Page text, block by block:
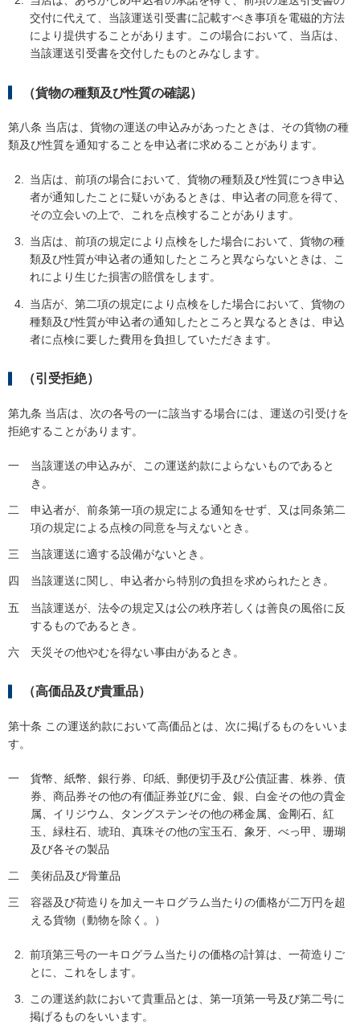
交付に代えて、当該運送引受書に記載すべき事項を電磁的方法
により提供することがあります。この場合において、当店は、
当該運送引受書を交付したものとみなします。
（貨物の種類及び性質の確認）
第八条 当店は、貨物の運送の申込みがあったときは、その貨物の種
類及び性質を通知することを申込者に求めることがあります。
当店は、前項の場合において、貨物の種類及び性質につき申込
者が通知したことに疑いがあるときは、申込者の同意を得て、
その立会いの上で、これを点検することがあります。
当店は、前項の規定により点検をした場合において、貨物の種
類及び性質が申込者の通知したところと異ならないときは、こ
れにより生じた損害の賠償をします。
当店が、第二項の規定により点検をした場合において、貨物の
種類及び性質が申込者の通知したところと異なるときは、申込
者に点検に要した費用を負担していただきます。
（引受拒絶）
第九条 当店は、次の各号の一に該当する場合には、運送の引受けを
拒絶することがあります。
一
当該運送の申込みが、この運送約款によらないものであると
き。
二
申込者が、前条第一項の規定による通知をせず、又は同条第二
項の規定による点検の同意を与えないとき。
三 当該運送に適する設備がないとき。
四 当該運送に関し、申込者から特別の負担を求められたとき。
五
当該運送が、法令の規定又は公の秩序若しくは善良の風俗に反
するものであるとき。
六 天災その他やむを得ない事由があるとき。
（高価品及び貴重品）
第十条 この運送約款において高価品とは、次に掲げるものをいいま
す。
一
貨幣、紙幣、銀行券、印紙、郵便切手及び公債証書、株券、債
券、商品券その他の有価証券並びに金、銀、白金その他の貴金
属、イリジウム、タングステンその他の稀金属、金剛石、紅
玉、緑柱石、琥珀、真珠その他の宝玉石、象牙、べっ甲、珊瑚
及び各その製品
二 美術品及び骨董品
三
容器及び荷造りを加え一キログラム当たりの価格が二万円を超
える貨物（動物を除く。）
前項第三号の一キログラム当たりの価格の計算は、一荷造りご
とに、これをします。
この運送約款において貴重品とは、第一項第一号及び第二号に
掲げるものをいいます。